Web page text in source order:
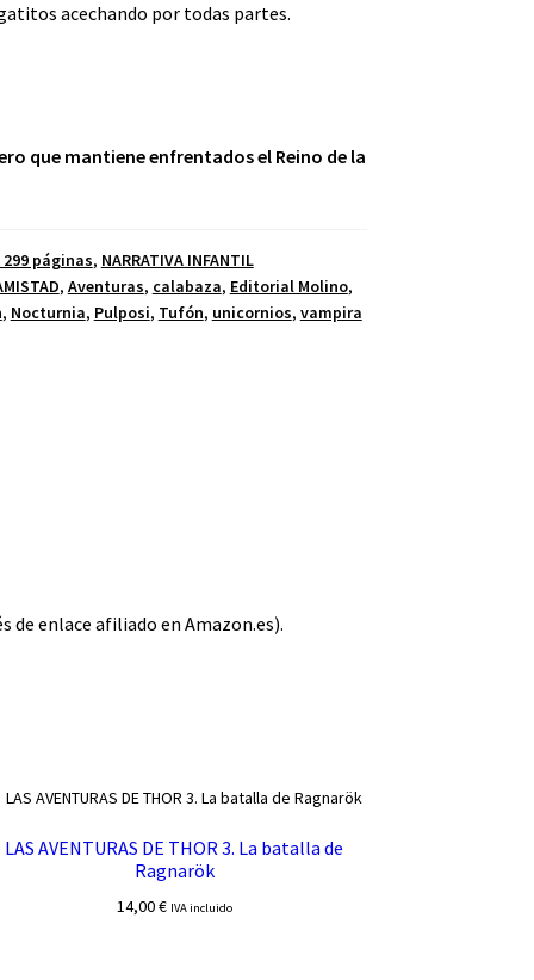
acechando por todas partes.
que mantiene enfrentados el Reino de la
299 páginas, NARRATIVA INFANTIL
, Aventuras, calabaza, Editorial Molino,
, Nocturnia, Pulposi, Tufón, unicornios, vampira
de enlace afiliado en Amazon.es).
LAS AVENTURAS DE THOR 3. La batalla de
Ragnarök
14,00€ IVA incluido